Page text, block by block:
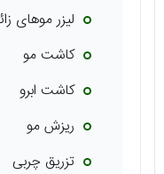
لیزر موهای
کاشت مو
کاشت ابرو
ریزش مو
تزریق چربی